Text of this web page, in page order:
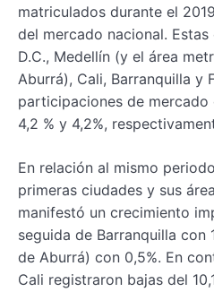
matriculados durante el
del mercado nacional.
D.C., Medellín (y el área
Aburrá), Cali, Barranquilla y
participaciones de mercado
4,2 % y 4,2%,
En relación al mismo
primeras ciudades y sus
manifestó un crecimiento
seguida de Barranquilla con
de Aburrá) con 0,5%. En
Cali registraron bajas del